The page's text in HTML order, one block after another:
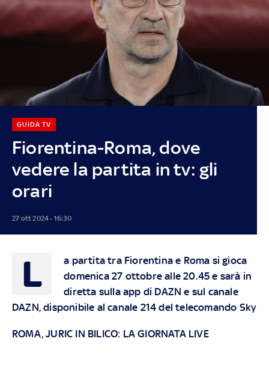
Fiorentina-Roma, dove
vedere la partita in tv: gli
orari
GUIDA TV
27 ott 2024 - 16:30
L
a partita tra Fiorentina e Roma si gioca
domenica 27 ottobre alle 20.45 e sarà in
diretta sulla app di DAZN e sul canale
DAZN, disponibile al canale 214 del telecomando Sky
ROMA, JURIC IN BILICO: LA GIORNATA LIVE